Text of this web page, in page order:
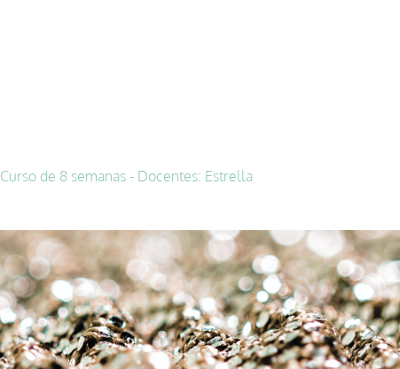
Curso de 8 semanas - Docentes: Estrella